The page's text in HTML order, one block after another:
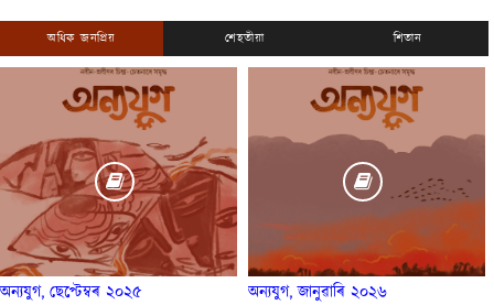
অধিক জনপ্ৰিয় শেহতীয়া শিতান
অন্যযুগ, ছেপ্টেম্বৰ ২০২৫ অন্যযুগ, জানুৱাৰি ২০২৬